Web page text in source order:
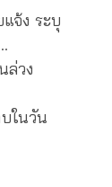
จ้ง ระบุ
ล่วง
ในวัน